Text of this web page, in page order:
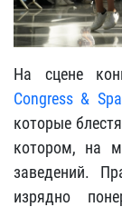
На сцене
Congress & Spa
которые
котором, на
заведений.
изрядно